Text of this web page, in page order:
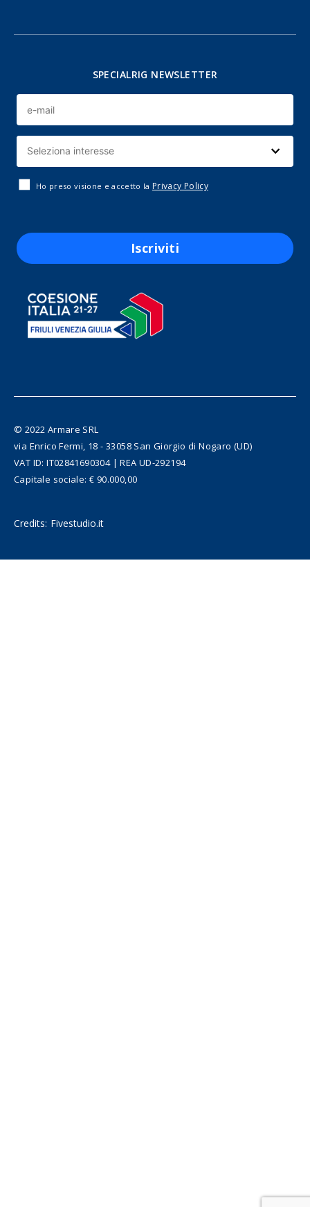
SPECIALRIG NEWSLETTER
Ho preso visione e accetto la Privacy Policy
Iscriviti
© 2022 Armare SRL
via Enrico Fermi, 18 - 33058 San Giorgio di Nogaro (UD)
VAT ID: IT02841690304 | REA UD-292194
Capitale sociale: € 90.000,00
Credits: Fivestudio.it